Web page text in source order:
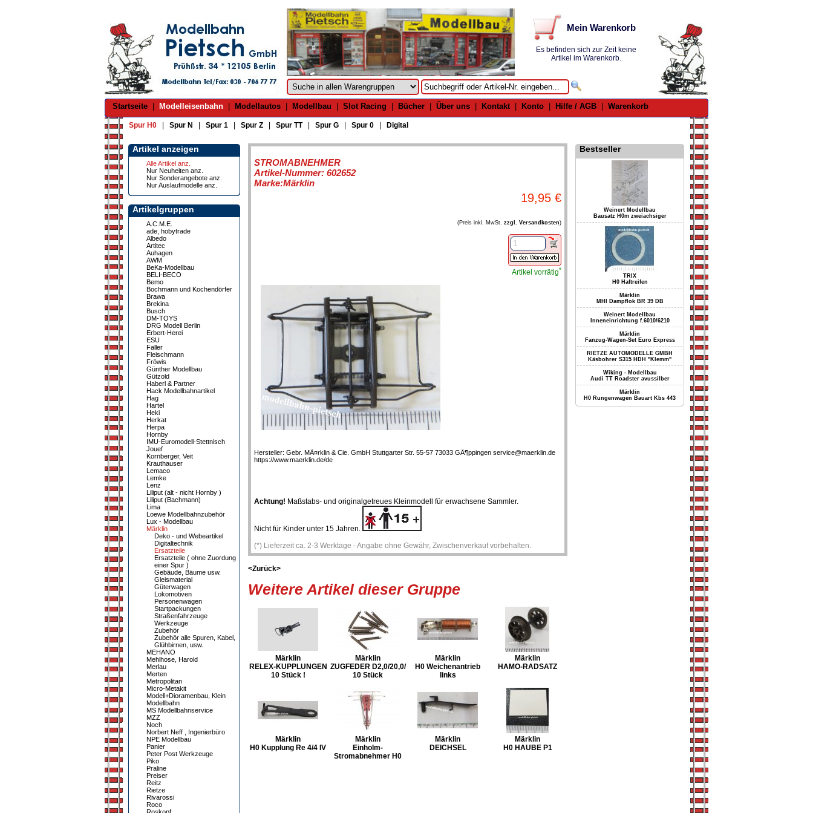
Mein Warenkorb
Es befinden sich zur Zeit keine
Artikel im Warenkorb.
Startseite Modelleisenbahn Modellautos Modellbau Slot Racing Bücher Über uns Kontakt| Konto Hilfe / AGB Warenkorb
Spur H0 Spur N Spur 1 Spur Z Spur TT| Spur G Spur 0 Digital
Artikel anzeigen
Alle Artikel anz.
Nur Neuheiten anz.
Nur Sonderangebote anz.
Nur Auslaufmodelle anz.
Artikelgruppen
A.C.M.E.
ade, hobytrade
Albedo
Artitec
Auhagen
AWM
BeKa-Modellbau
BELI-BECO
Bemo
Bochmann und Kochendörfer
Brawa
Brekina
Busch
DM-TOYS
DRG Modell Berlin
Erbert-Herei
ESU
Faller
Fleischmann
Fröwis
Günther Modellbau
Gützold
Haberl & Partner
Hack Modellbahnartikel
Hag
Hartel
Heki
Herkat
Herpa
Hornby
IMU-Euromodell-Stettnisch
Jouef
Kornberger, Veit
Krauthauser
Lemaco
Lemke
Lenz
Liliput (alt - nicht Hornby )
Liliput (Bachmann)
Lima
Loewe Modellbahnzubehör
Lux - Modellbau
Märklin
Deko - und Webeartikel
Digitaltechnik
Ersatzteile
Ersatzteile ( ohne Zuordung
einer Spur )
Gebäude, Bäume usw.
Gleismaterial
Güterwagen
Lokomotiven
Personenwagen
Startpackungen
Straßenfahrzeuge
Werkzeuge
Zubehör
Zubehör alle Spuren, Kabel,
Glühbirnen, usw.
MEHANO
Mehlhose, Harold
Merlau
Merten
Metropolitan
Micro-Metakit
Modell+Dioramenbau, Klein
Modellbahn
MS Modellbahnservice
MZZ
Noch
Norbert Neff , Ingenierbüro
NPE Modellbau
Panier
Peter Post Werkzeuge
Piko
Praline
Preiser
Reitz
Rietze
Rivarossi
Roco
STROMABNEHMER
Artikel-Nummer: 602652
Marke:Märklin
19,95 €
(Preis inkl. MwSt. zzgl. Versandkosten)
Artikel vorrätig*
Hersteller: Gebr. MÃ¤rklin & Cie. GmbH Stuttgarter Str. 55-57 73033 GÃ¶ppingen service@maerklin.de
https://www.maerklin.de/de
Achtung! Maßstabs- und originalgetreues Kleinmodell für erwachsene Sammler.
Nicht für Kinder unter 15 Jahren.
(*) Lieferzeit ca. 2-3 Werktage - Angabe ohne Gewähr, Zwischenverkauf vorbehalten.
<Zurück>
Weitere Artikel dieser Gruppe
Märklin
RELEX-KUPPLUNGEN
10 Stück !
Märklin
ZUGFEDER D2,0/20,0/
10 Stück
Märklin
H0 Weichenantrieb
links
Märklin
HAMO-RADSATZ
Märklin
H0 Kupplung Re 4/4 IV
Märklin
Einholm-
Stromabnehmer H0
Märklin
DEICHSEL
Märklin
H0 HAUBE P1
Bestseller
Weinert Modellbau
Bausatz H0m zweiachsiger
TRIX
H0 Haftreifen
Märklin
MHI Dampflok BR 39 DB
Weinert Modellbau
Inneneinrichtung f.6010/6210
Märklin
Fanzug-Wagen-Set Euro Express
RIETZE AUTOMODELLE GMBH
Käsbohrer S315 HDH "Klemm"
Wiking - Modellbau
Audi TT Roadster avussilber
Märklin
H0 Rungenwagen Bauart Kbs 443